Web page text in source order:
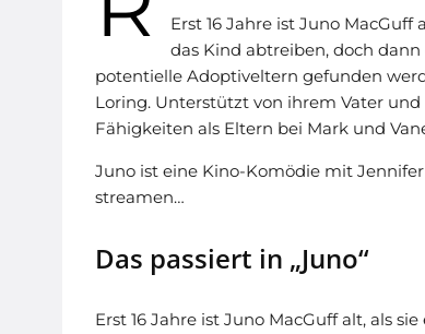
Erst 16 Jahre ist Juno MacGuff
das Kind abtreiben, doch
potentielle Adoptiveltern gefunden
Loring. Unterstützt von ihrem Vater
Fähigkeiten als Eltern bei Mark und
Juno ist eine Kino-Komödie mit
streamen…
Das passiert in „Juno“
Erst 16 Jahre ist Juno MacGuff alt, als